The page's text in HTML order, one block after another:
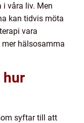
i våra liv. Men
kan tidvis möta
vara
hälsosamma
hur
syftar till att